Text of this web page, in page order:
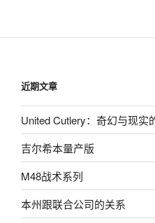
近期文章
United Cutlery：奇幻与现
吉尔希本量产版
M48战术系列
本州跟联合公司的关系